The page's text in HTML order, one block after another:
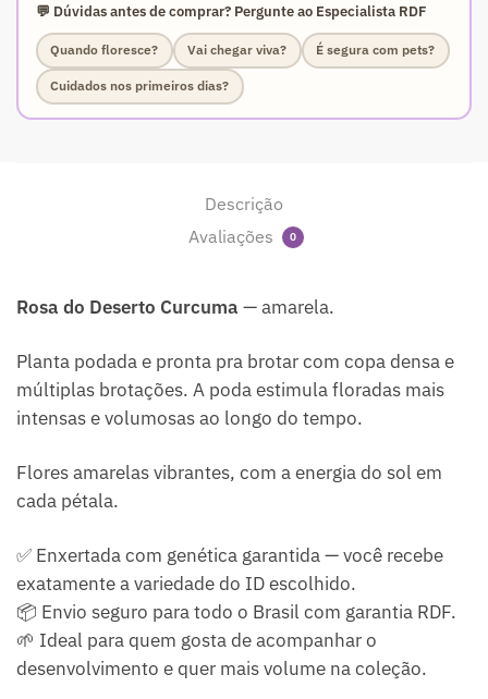
💬 Dúvidas antes de comprar? Pergunte ao Especialista RDF
Quando floresce? Vai chegar viva? É segura com pets?
Cuidados nos primeiros dias?
Descrição
Avaliações
0
Rosa do Deserto Curcuma — amarela.
Planta podada e pronta pra brotar com copa densa e
múltiplas brotações. A poda estimula floradas mais
intensas e volumosas ao longo do tempo.
Flores amarelas vibrantes, com a energia do sol em
cada pétala.
✅ Enxertada com genética garantida — você recebe
exatamente a variedade do ID escolhido.
📦 Envio seguro para todo o Brasil com garantia RDF.
🌱 Ideal para quem gosta de acompanhar o
desenvolvimento e quer mais volume na coleção.